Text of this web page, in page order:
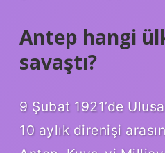
Antep hangi
savaştı?
9 Şubat 1921’de
10 aylık direnişi